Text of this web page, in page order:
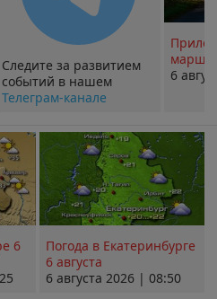
Следите за развитием
событий в нашем
Телеграм-канале
6
6
Погода в Екатеринбурге
6 августа
6 августа 2026 | 08:50